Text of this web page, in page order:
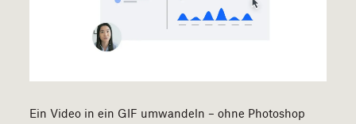
Ein Video in ein GIF umwandeln – ohne Photoshop